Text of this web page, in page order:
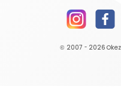
© 2007 - 2026